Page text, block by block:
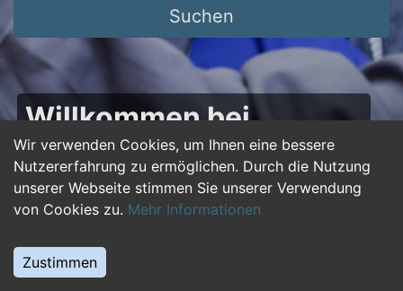
Wir verwenden Cookies, um Ihnen eine bessere
Nutzererfahrung zu ermöglichen. Durch die Nutzung
unserer Webseite stimmen Sie unserer Verwendung
von Cookies zu. Mehr Informationen
Zustimmen
Suchen
Willkommen bei
50plus-jobs.de – Dein
Portal für Jobs ab 50!
Du bist über 50 und suchst nach einer neuen
beruflichen Herausforderung oder einem
Jobwechsel? Auf